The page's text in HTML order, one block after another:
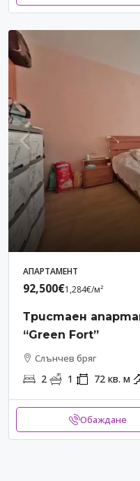
АПАРТАМЕНТ
92,500€1,284€/м²
Тристаен
“Green Fort”
Слънчев бряг
2 1 72 кв. м
Обаждане